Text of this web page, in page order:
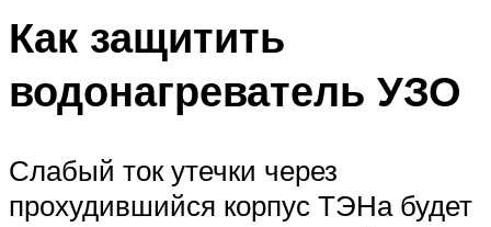
Как защитить
водонагреватель УЗО
Слабый ток утечки через
прохудившийся корпус ТЭНа будет